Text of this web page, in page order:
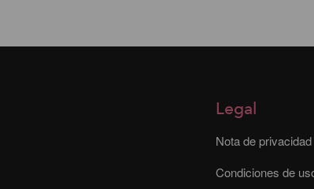
Legal
Nota de privacidad
Condiciones de